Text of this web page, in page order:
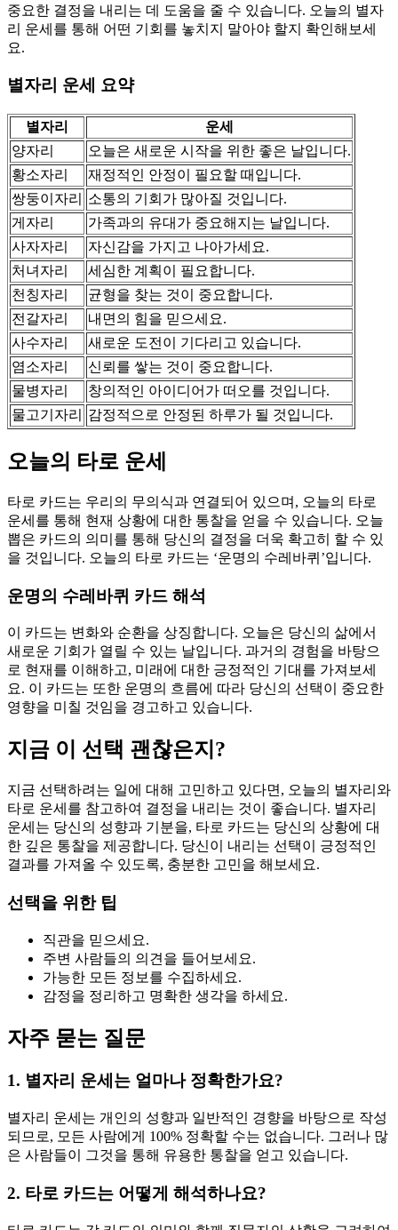
중요한 결정을 내리는 데 도움을 줄 수 있습니다. 오늘의 별자
리 운세를 통해 어떤 기회를 놓치지 말아야 할지 확인해보세
요.
별자리 운세 요약
별자리
운세
양자리
오늘은 새로운 시작을 위한 좋은 날입니다.
황소자리
재정적인 안정이 필요할 때입니다.
쌍둥이자리
소통의 기회가 많아질 것입니다.
게자리
가족과의 유대가 중요해지는 날입니다.
사자자리
자신감을 가지고 나아가세요.
처녀자리
세심한 계획이 필요합니다.
천칭자리
균형을 찾는 것이 중요합니다.
전갈자리
내면의 힘을 믿으세요.
사수자리
새로운 도전이 기다리고 있습니다.
염소자리
신뢰를 쌓는 것이 중요합니다.
물병자리
창의적인 아이디어가 떠오를 것입니다.
물고기자리
감정적으로 안정된 하루가 될 것입니다.
오늘의 타로 운세
타로 카드는 우리의 무의식과 연결되어 있으며, 오늘의 타로
운세를 통해 현재 상황에 대한 통찰을 얻을 수 있습니다. 오늘
뽑은 카드의 의미를 통해 당신의 결정을 더욱 확고히 할 수 있
을 것입니다. 오늘의 타로 카드는 ‘운명의 수레바퀴’입니다.
운명의 수레바퀴 카드 해석
이 카드는 변화와 순환을 상징합니다. 오늘은 당신의 삶에서
새로운 기회가 열릴 수 있는 날입니다. 과거의 경험을 바탕으
로 현재를 이해하고, 미래에 대한 긍정적인 기대를 가져보세
요. 이 카드는 또한 운명의 흐름에 따라 당신의 선택이 중요한
영향을 미칠 것임을 경고하고 있습니다.
지금 이 선택 괜찮은지?
지금 선택하려는 일에 대해 고민하고 있다면, 오늘의 별자리와
타로 운세를 참고하여 결정을 내리는 것이 좋습니다. 별자리
운세는 당신의 성향과 기분을, 타로 카드는 당신의 상황에 대
한 깊은 통찰을 제공합니다. 당신이 내리는 선택이 긍정적인
결과를 가져올 수 있도록, 충분한 고민을 해보세요.
선택을 위한 팁
직관을 믿으세요.
주변 사람들의 의견을 들어보세요.
가능한 모든 정보를 수집하세요.
감정을 정리하고 명확한 생각을 하세요.
자주 묻는 질문
1. 별자리 운세는 얼마나 정확한가요?
별자리 운세는 개인의 성향과 일반적인 경향을 바탕으로 작성
되므로, 모든 사람에게 100% 정확할 수는 없습니다. 그러나 많
은 사람들이 그것을 통해 유용한 통찰을 얻고 있습니다.
2. 타로 카드는 어떻게 해석하나요?